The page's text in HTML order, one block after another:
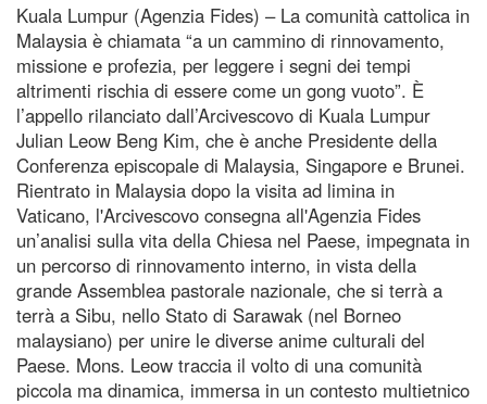
Kuala Lumpur (Agenzia Fides) – La comunità cattolica in
Malaysia è chiamata “a un cammino di rinnovamento,
missione e profezia, per leggere i segni dei tempi
altrimenti rischia di essere come un gong vuoto”. È
l’appello rilanciato dall’Arcivescovo di Kuala Lumpur
Julian Leow Beng Kim, che è anche Presidente della
Conferenza episcopale di Malaysia, Singapore e Brunei.
Rientrato in Malaysia dopo la visita ad limina in
Vaticano, l'Arcivescovo consegna all'Agenzia Fides
un’analisi sulla vita della Chiesa nel Paese, impegnata in
un percorso di rinnovamento interno, in vista della
grande Assemblea pastorale nazionale, che si terrà a
terrà a Sibu, nello Stato di Sarawak (nel Borneo
malaysiano) per unire le diverse anime culturali del
Paese. Mons. Leow traccia il volto di una comunità
piccola ma dinamica, immersa in un contesto multietnico